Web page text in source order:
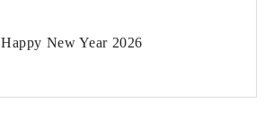
Happy New Year 2026